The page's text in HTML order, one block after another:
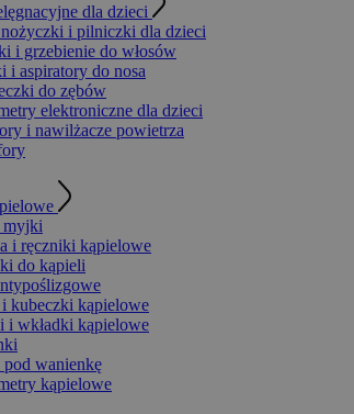
dla dzieci
i pilniczki dla dzieci
i grzebienie do włosów
i aspiratory do nosa
do zębów
elektroniczne dla dzieci
i nawilżacze powietrza
myjki
i ręczniki kąpielowe
do kąpieli
kubeczki kąpielowe
i wkładki kąpielowe
pod wanienkę
kąpielowe